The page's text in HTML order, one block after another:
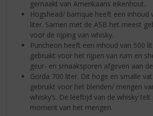
gemaakt van Amerikaans eikenhout.
Hogshead/ barrique heeft een inhoud
liter. Samen met de ASB het meest
voor de rijping van whisky.
Puncheon heeft een inhoud van 500
gebruikt voor het rijpen van rum en
geur- en smaaksporen afgeven aan
Gorda 700 liter. Dit hoge en smalle
gebruikt voor het blenden/ mengen
whisky’s. De leeftijd van de whisky
moment van het mengen.